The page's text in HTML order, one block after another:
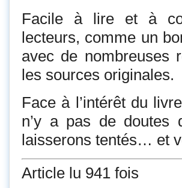
Facile à lire et à
lecteurs, comme un
avec de nombreuses
les sources originales.
Face à l’intérêt du
n’y a pas de doutes
laisserons tentés… et
Article lu 941 fois